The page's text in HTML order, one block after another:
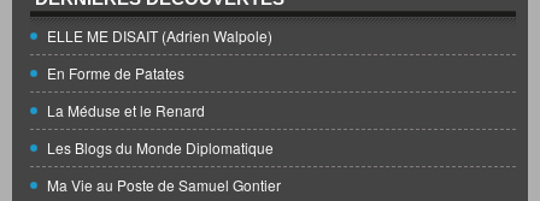
ELLE ME DISAIT (Adrien Walpole)
En Forme de Patates
La Méduse et le Renard
Les Blogs du Monde Diplomatique
Ma Vie au Poste de Samuel Gontier